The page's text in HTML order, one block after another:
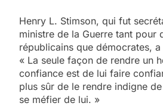
Henry L. Stimson, qui fut
ministre de la Guerre tant pour
républicains que démocrates,
« La seule façon de rendre un
confiance est de lui faire
plus sûr de le rendre indigne
se méfier de lui. »